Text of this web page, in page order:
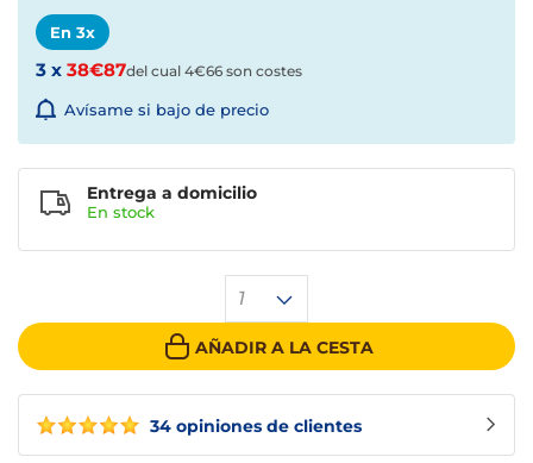
34 opiniones de clientes
En 3x
3 x 38€87del cual 4€66 son costes
Avísame si bajo de precio
1
AÑADIR A LA CESTA
Entrega a domicilio
En stock